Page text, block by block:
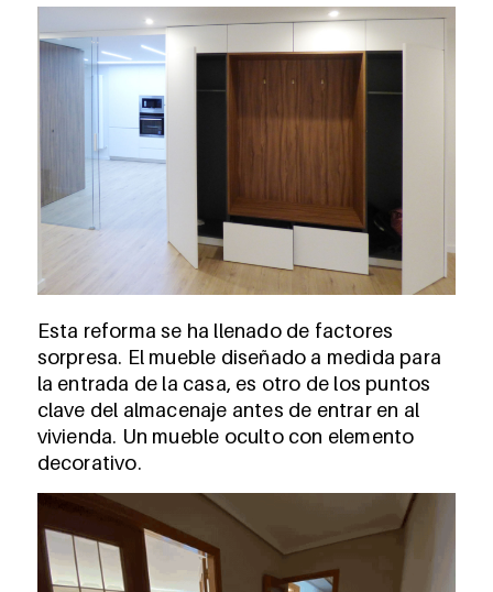
Esta reforma se ha llenado de factores
sorpresa. El mueble diseñado a medida para
la entrada de la casa, es otro de los puntos
clave del almacenaje antes de entrar en al
vivienda. Un mueble oculto con elemento
decorativo.